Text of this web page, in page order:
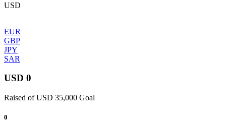
USD
EUR
GBP
JPY
SAR
USD 0
Raised of USD 35,000 Goal
0